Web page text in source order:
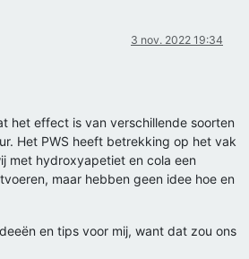
3 nov. 2022 19:34
het effect is van verschillende soorten
Het PWS heeft betrekking op het vak
met hydroxyapetiet en cola een
maar hebben geen idee hoe en
en tips voor mij, want dat zou ons